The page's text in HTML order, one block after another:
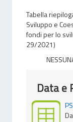
Tabella
Sviluppo e
fondi per lo
29/2021)
Data e